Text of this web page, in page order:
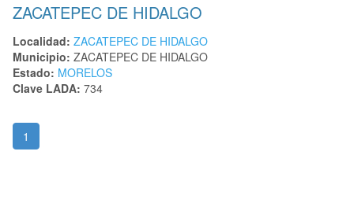
ZACATEPEC DE HIDALGO
Localidad: ZACATEPEC DE HIDALGO
Municipio: ZACATEPEC DE HIDALGO
Estado: MORELOS
Clave LADA: 734
1